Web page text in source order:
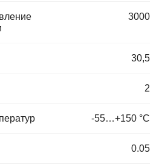
3000
30,5
2
-55…+150 °С
0.05